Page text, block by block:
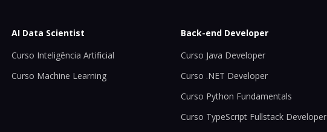
AI Data Scientist
Curso Inteligência Artificial
Curso Machine Learning
Back-end Developer
Curso Java Developer
Curso .NET Developer
Curso Python Fundamentals
Curso TypeScript Fullstack Developer